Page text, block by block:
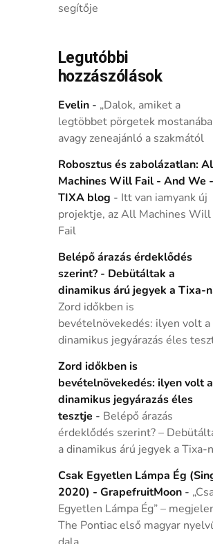
segítője
Legutóbbi
hozzászólások
Evelin- „Dalok, amiket a
legtöbbet pörgetek
avagy zeneajánló a szakmától
Robosztus és zabolázatlan:
Machines Will Fail - And We -
TIXA blog - Itt van iamyank új
projektje, az All Machines Will
Fail
Belépő árazás érdeklődés
szerint? - Debütáltak a
dinamikus árú jegyek a Tixa-
Zord időkben is
bevételnövekedés: ilyen volt a
dinamikus jegyárazás éles
Zord időkben is
bevételnövekedés: ilyen volt a
dinamikus jegyárazás éles
tesztje - Belépő árazás
érdeklődés szerint? –
a dinamikus árú jegyek a Tixa-
Csak Egyetlen Lámpa Ég
2020) - GrapefruitMoon-
Egyetlen Lámpa Ég” –
The Pontiac első magyar